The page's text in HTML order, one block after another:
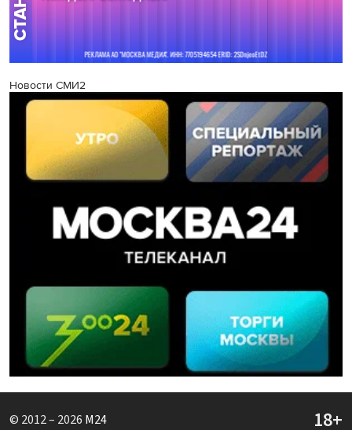
Новости СМИ2
© 2012 – 2026 M24